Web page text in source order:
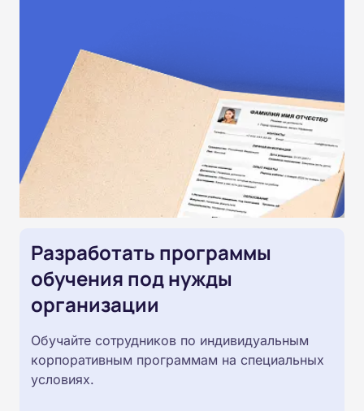
Разработать программы
обучения под нужды
организации
Обучайте сотрудников по индивидуальным
корпоративным программам на специальных
условиях.